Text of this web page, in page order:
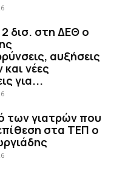
δισ. στη ΔΕΘ ο
αυξήσεις
νέες
για...
των γιατρών που
στα ΤΕΠ ο